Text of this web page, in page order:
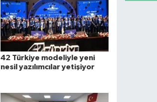
42 Türkiye modeliyle yeni
nesil yazılımcılar yetişiyor